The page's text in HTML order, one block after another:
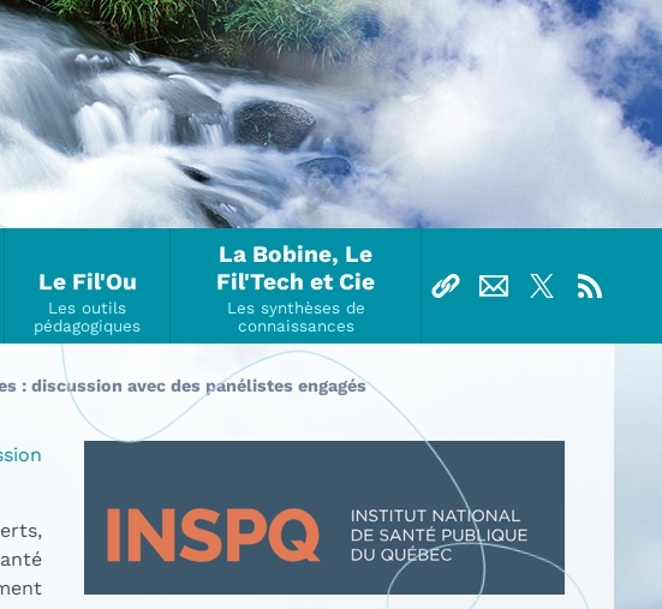
Le Fil'Ou
La Bobine, Le
Fil'Tech et Cie
: discussion avec des panélistes engagés